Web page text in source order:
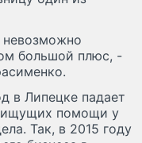
невозможно
большой плюс, -
в Липецке падает
ищущих помощи у
Так, в 2015 году